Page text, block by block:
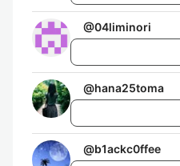
@04liminori
@hana25toma
@b1ackc0ffee